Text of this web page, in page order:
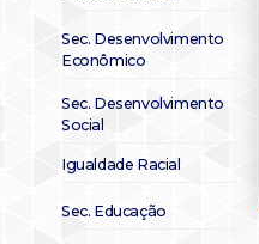
Sec. Desenvolvimento
Econômico
Sec. Desenvolvimento
Social
Igualdade Racial
Sec. Educação